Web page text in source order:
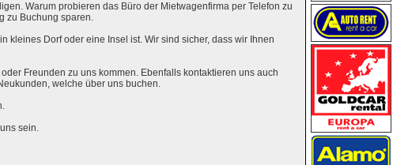
Warum probieren das Büro der Mietwagenfirma per Telefon zu
zu Buchung sparen.
kleines Dorf oder eine Insel ist. Wir sind sicher, dass wir Ihnen
Freunden zu uns kommen. Ebenfalls kontaktieren uns auch
welche über uns buchen.
sein.